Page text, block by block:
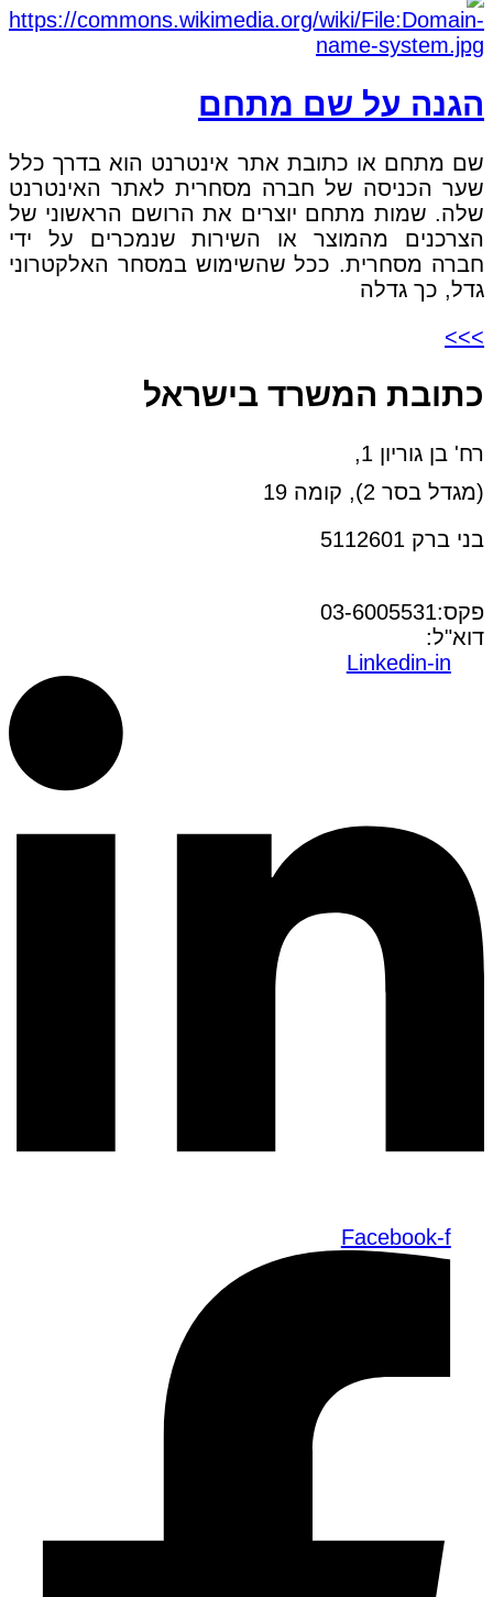
הגנה על שם מתחם
שם מתחם או כתובת אתר אינטרנט הוא בדרך כלל
שער הכניסה של חברה מסחרית לאתר האינטרנט
שלה. שמות מתחם יוצרים את הרושם הראשוני של
הצרכנים מהמוצר או השירות שנמכרים על ידי
חברה מסחרית. ככל שהשימוש במסחר האלקטרוני
גדל, כך גדלה
>>>
כתובת המשרד בישראל
רח' בן גוריון 1,
(מגדל בסר 2), קומה 19
בני ברק 5112601
פקס:03-6005531
דוא"ל:
Linkedin-in
Facebook-f